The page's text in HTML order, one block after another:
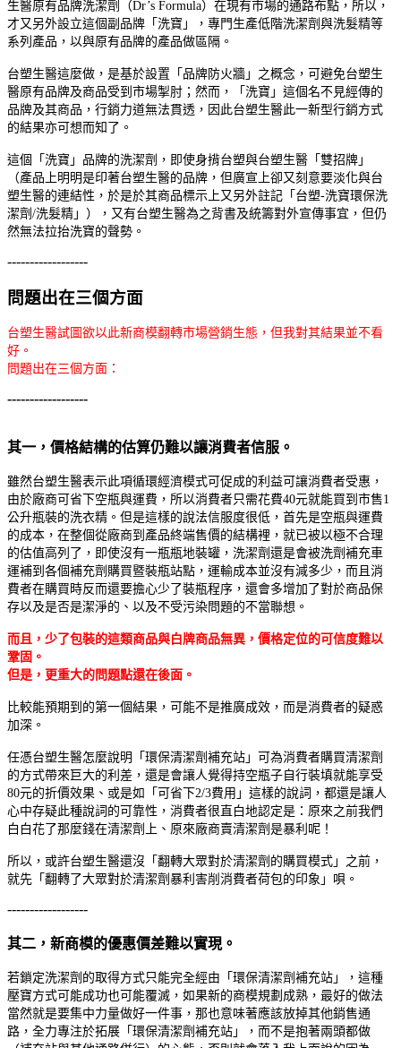
生醫原有品牌洗潔劑（Dr’s Formula）在現有市場的通路布點，所以，
才又另外設立這個副品牌「洗寶」，專門生產低階洗潔劑與洗髮精等
系列產品，以與原有品牌的產品做區隔。
台塑生醫這麼做，是基於設置「品牌防火牆」之概念，可避免台塑生
醫原有品牌及商品受到市場掣肘；然而，「洗寶」這個名不見經傳的
品牌及其商品，行銷力道無法貫透，因此台塑生醫此一新型行銷方式
的結果亦可想而知了。
這個「洗寶」品牌的洗潔劑，即使身揹台塑與台塑生醫「雙招牌」
（產品上明明是印著台塑生醫的品牌，但廣宣上卻又刻意要淡化與台
塑生醫的連結性，於是於其商品標示上又另外註記「台塑-洗寶環保洗
潔劑/洗髮精」），又有台塑生醫為之背書及統籌對外宣傳事宜，但仍
然無法拉抬洗寶的聲勢。
------------------
問題出在三個方面
台塑生醫試圖欲以此新商模翻轉市場營銷生態，但我對其結果並不看
好。
問題出在三個方面：
------------------
其一，價格結構的估算仍難以讓消費者信服 。
雖然台塑生醫表示此項循環經濟模式可促成的利益可讓消費者受惠，
由於廠商可省下空瓶與運費，所以消費者只需花費40元就能買到市售1
公升瓶裝的洗衣精。但是這樣的說法信服度很低，首先是空瓶與運費
的成本，在整個從廠商到產品終端售價的結構裡，就已被以極不合理
的估值高列了，即使沒有一瓶瓶地裝罐，洗潔劑還是會被洗劑補充車
運補到各個補充劑購買暨裝瓶站點，運輸成本並沒有減多少，而且消
費者在購買時反而還要擔心少了裝瓶程序，還會多增加了對於商品保
存以及是否是潔淨的、以及不受污染問題的不當聯想。
而且， 少了包裝的這類商品與白牌商品無異，價格定位的可信度難以
鞏固 。
但是，更重大的問題點還在後面。
比較能預期到的第一個結果，可能不是推廣成效，而是消費者的疑惑
加深。
任憑台塑生醫怎麼說明「環保清潔劑補充站」可為消費者購買清潔劑
的方式帶來巨大的利差，還是會讓人覺得持空瓶子自行裝填就能享受
80元的折價效果、或是如「可省下2/3費用」這樣的說詞，都還是讓人
心中存疑此種說詞的可靠性，消費者很直白地認定是：原來之前我們
白白花了那麼錢在清潔劑上、原來廠商賣清潔劑是暴利呢！
所以，或許台塑生醫還沒「翻轉大眾對於清潔劑的購買模式」之前，
就先「翻轉了大眾對於清潔劑暴利害削消費者荷包的印象」唄。
------------------
其二，新商模的優惠價差難以實現。
若鎖定洗潔劑的取得方式只能完全經由「環保清潔劑補充站」，這種
壓寶方式可能成功也可能覆滅，如果新的商模規劃成熟，最好的做法
當然就是要集中力量做好一件事，那也意味著應該放掉其他銷售通
路，全力專注於拓展「環保清潔劑補充站」，而不是抱著兩頭都做